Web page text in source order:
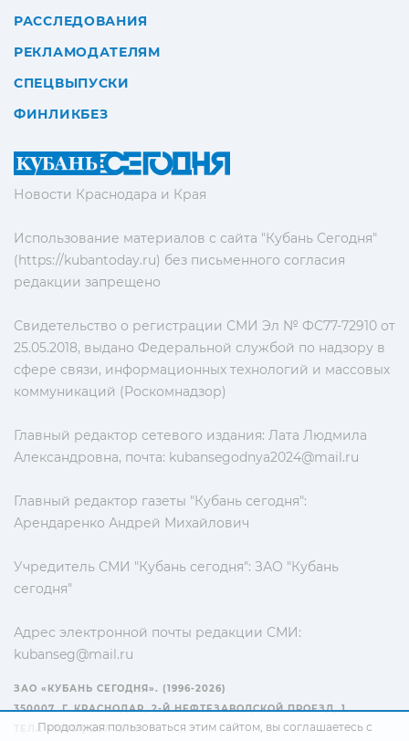
Новости Краснодара и Края
Использование материалов с сайта "Кубань Сегодня"
(https://kubantoday.ru) без письменного согласия
редакции запрещено
Свидетельство о регистрации СМИ Эл № ФС77-72910 от
25.05.2018, выдано Федеральной службой по надзору в
сфере связи, информационных технологий и массовых
коммуникаций (Роскомнадзор)
Главный редактор сетевого издания: Лата Людмила
Александровна, почта: kubansegodnya2024@mail.ru
Главный редактор газеты "Кубань сегодня":
Арендаренко Андрей Михайлович
Учредитель СМИ "Кубань сегодня": ЗАО "Кубань
сегодня"
Адрес электронной почты редакции СМИ:
kubanseg@mail.ru
РАССЛЕДОВАНИЯ
РЕКЛАМОДАТЕЛЯМ
СПЕЦВЫПУСКИ
ФИНЛИКБЕЗ
ЗАО «КУБАНЬ СЕГОДНЯ». (1996-2026)
350007, Г. КРАСНОДАР, 2-Й НЕФТЕЗАВОДСКОЙ ПРОЕЗД, 1
ТЕЛ.: +7(861) 267-15-15
Продолжая пользоваться этим сайтом, вы соглашаетесь с